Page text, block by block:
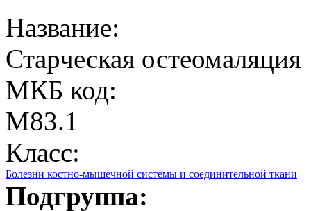
Название:
Старческая остеомаляция
МКБ код:
M83.1
Класс:
Болезни костно-мышечной системы и соединительной ткани
Подгруппа: